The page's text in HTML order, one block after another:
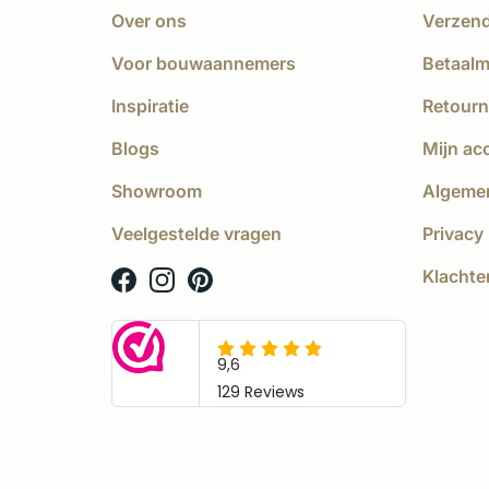
Over ons
Voor bouwaannemers
Inspiratie
Blogs
Showroom
Veelgestelde vragen
Mijn
Privacy